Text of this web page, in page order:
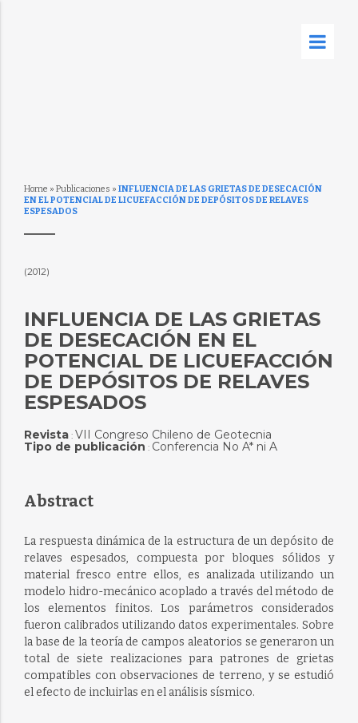
Home » Publicaciones » INFLUENCIA DE LAS GRIETAS DE DESECACIÓN
EN EL POTENCIAL DE LICUEFACCIÓN DE DEPÓSITOS DE RELAVES
ESPESADOS
(2012)
INFLUENCIA DE LAS GRIETAS
DE DESECACIÓN EN EL
POTENCIAL DE LICUEFACCIÓN
DE DEPÓSITOS DE RELAVES
ESPESADOS
Revista: VII Congreso Chileno de Geotecnia
Tipo de publicación : Conferencia No A* ni A
Abstract
La respuesta dinámica de la estructura de un depósito de
relaves espesados, compuesta por bloques sólidos y
material fresco entre ellos, es analizada utilizando un
modelo hidro-mecánico acoplado a través del método de
los elementos finitos. Los parámetros considerados
fueron calibrados utilizando datos experimentales. Sobre
la base de la teoría de campos aleatorios se generaron un
total de siete realizaciones para patrones de grietas
compatibles con observaciones de terreno, y se estudió
el efecto de incluirlas en el análisis sísmico.